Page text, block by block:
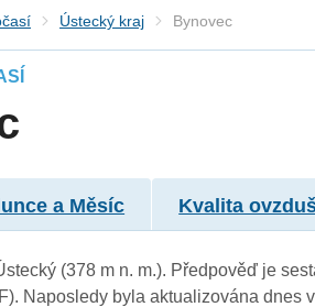
Ústecký kraj Bynovec
a Měsíc Kvalita
(378 m n. m.). Předpověď je
Naposledy byla aktualizována dnes